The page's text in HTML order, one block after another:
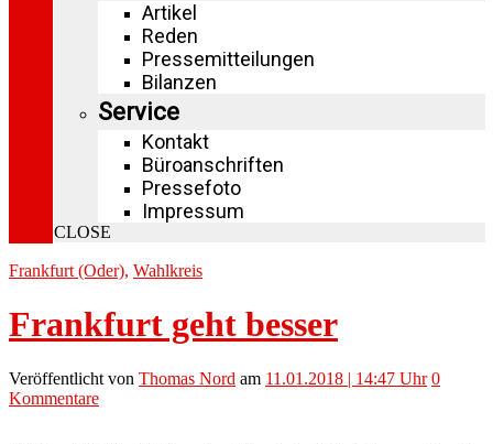
Artikel
Reden
Pressemitteilungen
Bilanzen
Service
Kontakt
Büroanschriften
Pressefoto
Impressum
CLOSE
Frankfurt (Oder), Wahlkreis
Frankfurt geht besser
Veröffentlicht von Thomas Nord am 11.01.2018 | 14:47 Uhr 0
Kommentare